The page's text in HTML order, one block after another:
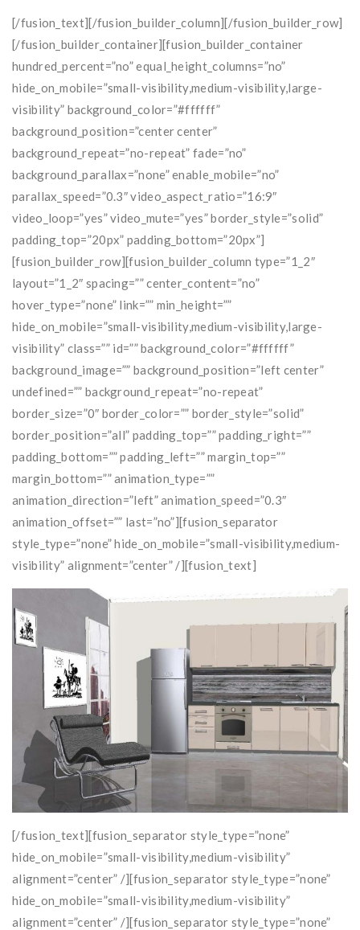
[/fusion_text][/fusion_builder_column][/fusion_builder_row]
[/fusion_builder_container][fusion_builder_container
hundred_percent=”no” equal_height_columns=”no”
hide_on_mobile=”small-visibility,medium-visibility,large-
visibility” background_color=”#ffffff”
background_position=”center center”
background_repeat=”no-repeat” fade=”no”
background_parallax=”none” enable_mobile=”no”
parallax_speed=”0.3″ video_aspect_ratio=”16:9″
video_loop=”yes” video_mute=”yes” border_style=”solid”
padding_top=”20px” padding_bottom=”20px”]
[fusion_builder_row][fusion_builder_column type=”1_2″
layout=”1_2″ spacing=”” center_content=”no”
hover_type=”none” link=”” min_height=””
hide_on_mobile=”small-visibility,medium-visibility,large-
visibility” class=”” id=”” background_color=”#ffffff”
background_image=”” background_position=”left center”
undefined=”” background_repeat=”no-repeat”
border_size=”0″ border_color=”” border_style=”solid”
border_position=”all” padding_top=”” padding_right=””
padding_bottom=”” padding_left=”” margin_top=””
margin_bottom=”” animation_type=””
animation_direction=”left” animation_speed=”0.3″
animation_offset=”” last=”no”][fusion_separator
style_type=”none” hide_on_mobile=”small-visibility,medium-
visibility” alignment=”center” /][fusion_text]
[/fusion_text][fusion_separator style_type=”none”
hide_on_mobile=”small-visibility,medium-visibility”
alignment=”center” /][fusion_separator style_type=”none”
hide_on_mobile=”small-visibility,medium-visibility”
alignment=”center” /][fusion_separator style_type=”none”